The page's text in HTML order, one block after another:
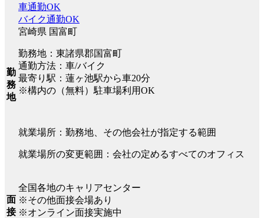
勤
務
地
車通勤OK
バイク通勤OK
宮崎県 国富町
勤務地：東諸県郡国富町
通勤方法：車/バイク
最寄り駅：蓮ヶ池駅から車20分
※構内の（無料）駐車場利用OK
就業場所：勤務地、その他会社が指定する範囲
就業場所の変更範囲：会社の定めるすべてのオフィス
面
接
全国各地のキャリアセンター
※その他面接会場あり
※オンライン面接実施中